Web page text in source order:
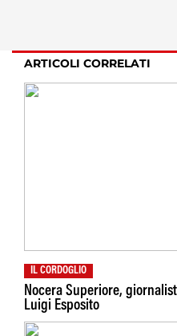
ARTICOLI CORRELATI
IL CORDOGLIO
Nocera Superiore,
Luigi Esposito